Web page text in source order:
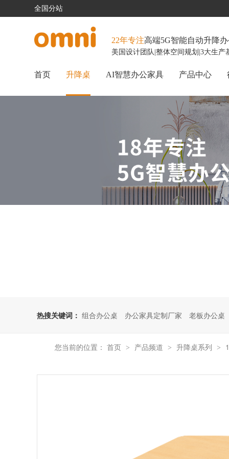
全国分站
22年专注高端5G智能自动升降
美国设计团队 |整体空间规划 |3大生产
首页 升降桌 AI智慧办公家具 产品中心
热搜关键词： 组合办公桌 办公家具定制厂家 老板办公桌
您当前的位置： 首页 > 产品频道 > 升降桌系列 >